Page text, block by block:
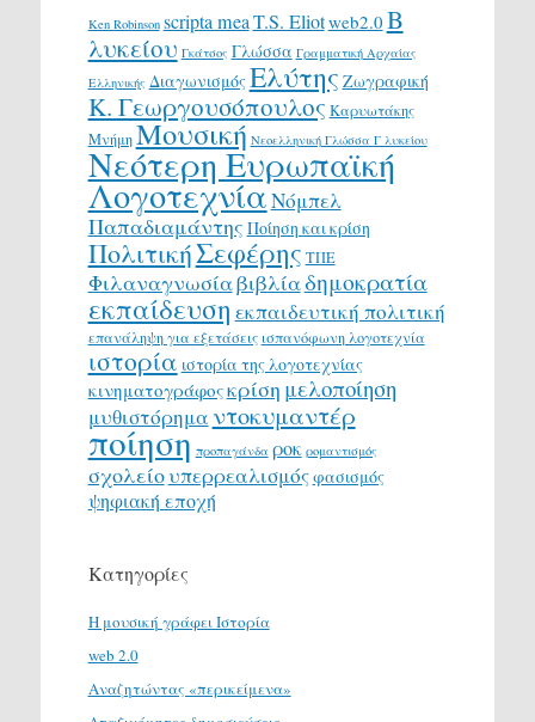
Ken Robinson scripta meaT.S. Eliotweb2.0 Β
λυκείου Γκάτσος Γλώσσα Γραμματική Αρχαίας
Ελληνικής ΔιαγωνισμόςΕλύτης Ζωγραφική
Κ. Γεωργουσόπουλος Καρυωτάκης
ΜνήμηΜουσική Νεοελληνική Γλώσσα Γ λυκείου
Νεότερη Ευρωπαϊκή
ΛογοτεχνίαΝόμπελ
Παπαδιαμάντης Ποίηση και κρίση
ΠολιτικήΣεφέρης ΤΠΕ
Φιλαναγνωσίαβιβλίαδημοκρατία
εκπαίδευση εκπαιδευτική πολιτική
επανάληψη για εξετάσεις ισπανόφωνη λογοτεχνία
ιστορία ιστορία της λογοτεχνίας
κινηματογράφοςκρίση μελοποίηση
μυθιστόρημα ντοκυμαντέρ
ποίηση προπαγάνδα ροκ ρομαντισμός
σχολείουπερρεαλισμόςφασισμός
ψηφιακή εποχή
Κατηγορίες
H μουσική γράφει Ιστορία
web 2.0
Αναζητώντας «περικείμενα»